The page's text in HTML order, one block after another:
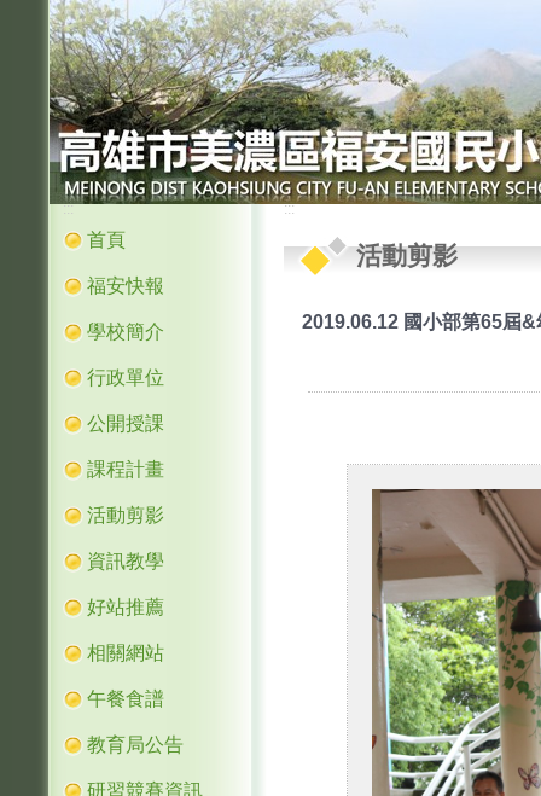
:::
首頁
福安快報
學校簡介
行政單位
公開授課
課程計畫
活動剪影
資訊教學
好站推薦
相關網站
午餐食譜
教育局公告
研習競賽資訊
:::
活動剪影
2019.06.12 國小部第65屆